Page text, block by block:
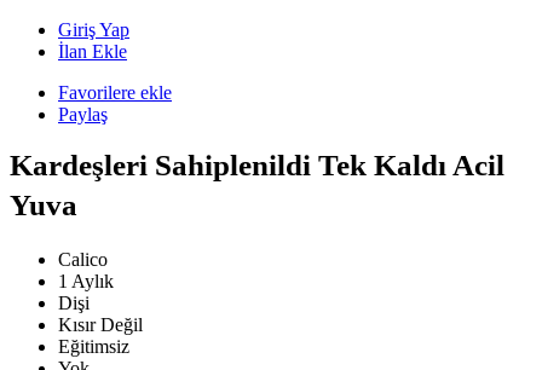
Giriş Yap
İlan Ekle
Favorilere ekle
Paylaş
Kardeşleri Sahiplenildi Tek Kaldı Acil
Yuva
Calico
1 Aylık
Dişi
Kısır Değil
Eğitimsiz